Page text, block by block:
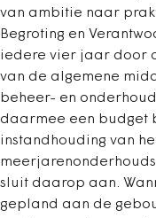
van ambitie naar
Begroting en
iedere vier jaar door
van de algemene
beheer- en
daarmee een budget
instandhouding van
sluit daarop aan.
gepland aan de